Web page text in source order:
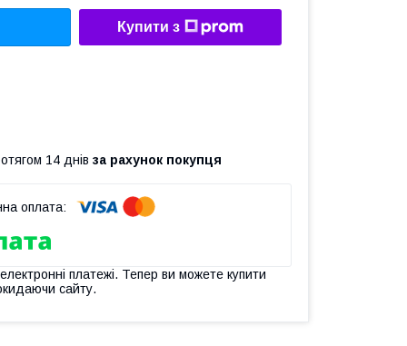
Купити з
14 днів за рахунок покупця
платежі. Тепер ви можете купити
сайту.